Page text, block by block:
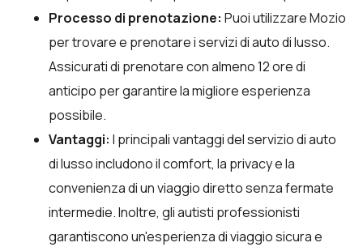
Processo di prenotazione: Puoi utilizzareMozio
per trovare e prenotare i servizi di auto di lusso.
Assicurati di prenotare con almeno 12 ore di
anticipo per garantire la migliore esperienza
possibile.
Vantaggi: I principali vantaggi del servizio di auto
di lusso includono il comfort, la privacy e la
convenienza di un viaggio diretto senza fermate
intermedie. Inoltre, gli autisti professionisti
garantiscono un'esperienza di viaggio sicura e